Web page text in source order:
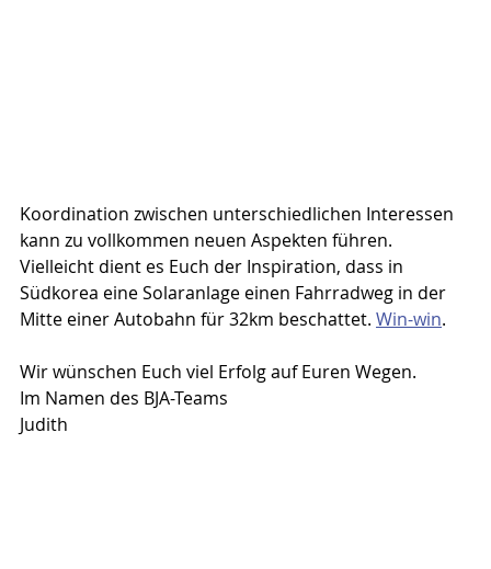
Koordination zwischen unterschiedlichen Interessen
kann zu vollkommen neuen Aspekten führen.
Vielleicht dient es Euch der Inspiration, dass in
Südkorea eine Solaranlage einen Fahrradweg in der
Mitte einer Autobahn für 32km beschattet. Win-win.
Wir wünschen Euch viel Erfolg auf Euren Wegen.
Im Namen des BJA-Teams
Judith